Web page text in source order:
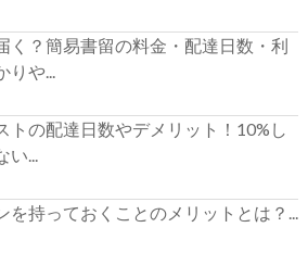
く？簡易書留の料金・配達日数・利
りや...
トの配達日数やデメリット！10%し
い...
を持っておくことのメリットとは？...